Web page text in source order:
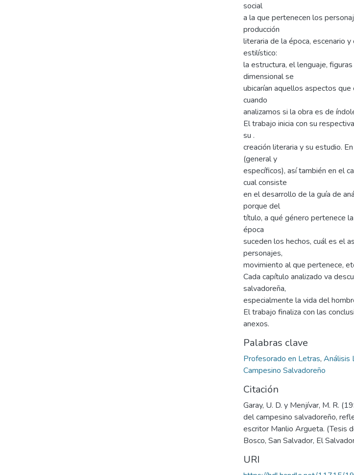
social
a la que pertenecen los
producción
literaria de la época, escenario
estilístico:
la estructura, el lenguaje,
dimensional se
ubicarían aquellos aspectos
cuando
analizamos si la obra es de
El trabajo inicia con su
su .
creación literaria y su estudio.
(general y
específicos), así también en el
cual consiste
en el desarrollo de la guía de
porque del
título, a qué género pertenece
época
suceden los hechos, cuál es el
personajes,
movimiento al que pertenece,
Cada capítulo analizado va
salvadoreña,
especialmente la vida del
El trabajo finaliza con las
anexos.
Palabras clave
Profesorado en Letras, Análisis
Campesino Salvadoreño
Citación
Garay, U. D. y Menjívar, M. R.
del campesino salvadoreño,
escritor Manlio Argueta. (Tesis
Bosco, San Salvador, El
URI